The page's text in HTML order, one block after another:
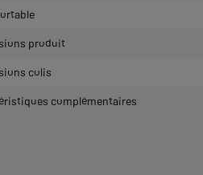
produit
colis
complémentaires